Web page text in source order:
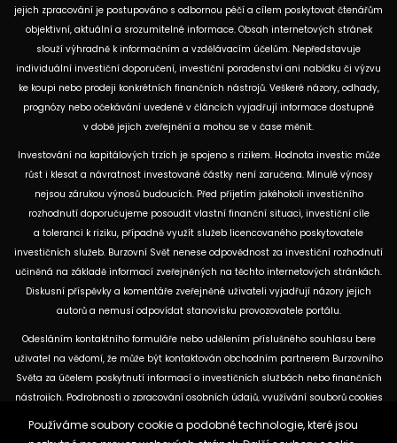
jejich zpracování je postupováno s odbornou péčí a cílem poskytovat čtenářům
objektivní, aktuální a srozumitelné informace. Obsah internetových stránek
slouží výhradně k informačním a vzdělávacím účelům. Nepředstavuje
individuální investiční doporučení, investiční poradenství ani nabídku či výzvu
ke koupi nebo prodeji konkrétních finančních nástrojů. Veškeré názory, odhady,
prognózy nebo očekávání uvedené v článcích vyjadřují informace dostupné
v době jejich zveřejnění a mohou se v čase měnit.
Investování na kapitálových trzích je spojeno s rizikem. Hodnota investic může
růst i klesat a návratnost investované částky není zaručena. Minulé výnosy
nejsou zárukou výnosů budoucích. Před přijetím jakéhokoli investičního
rozhodnutí doporučujeme posoudit vlastní finanční situaci, investiční cíle
a toleranci k riziku, případně využít služeb licencovaného poskytovatele
investičních služeb. Burzovní Svět nenese odpovědnost za investiční rozhodnutí
učiněná na základě informací zveřejněných na těchto internetových stránkách.
Diskusní příspěvky a komentáře zveřejněné uživateli vyjadřují názory jejich
autorů a nemusí odpovídat stanovisku provozovatele portálu.
Odesláním kontaktního formuláře nebo udělením příslušného souhlasu bere
uživatel na vědomí, že může být kontaktován obchodním partnerem Burzovního
Světa za účelem poskytnutí informací o investičních službách nebo finančních
nástrojích. Podrobnosti o zpracování osobních údajů, využívání souborů cookies
dostupných na těchto internetových stránkách. U jednotlivých článků mohou
Používáme soubory cookie a podobné technologie, které jsou